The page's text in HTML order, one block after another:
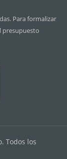
Para formalizar
presupuesto
Todos los